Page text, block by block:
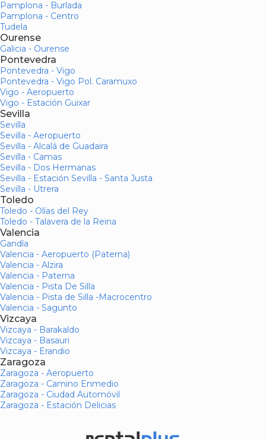
Pamplona - Burlada
Pamplona - Centro
Tudela
Ourense
Galicia - Ourense
Pontevedra
Pontevedra - Vigo
Pontevedra - Vigo Pol. Caramuxo
Vigo - Aeropuerto
Vigo - Estación Guixar
Sevilla
Sevilla
Sevilla - Aeropuerto
Sevilla - Alcalá de Guadaira
Sevilla - Camas
Sevilla - Dos Hermanas
Sevilla - Estación Sevilla - Santa Justa
Sevilla - Utrera
Toledo
Toledo - Olías del Rey
Toledo - Talavera de la Reina
Valencia
Gandía
Valencia - Aeropuerto (Paterna)
Valencia - Alzira
Valencia - Paterna
Valencia - Pista De Silla
Valencia - Pista de Silla -Macrocentro
Valencia - Sagunto
Vizcaya
Vizcaya - Barakaldo
Vizcaya - Basauri
Vizcaya - Erandio
Zaragoza
Zaragoza - Aeropuerto
Zaragoza - Camino Enmedio
Zaragoza - Ciudad Automóvil
Zaragoza - Estación Delicias